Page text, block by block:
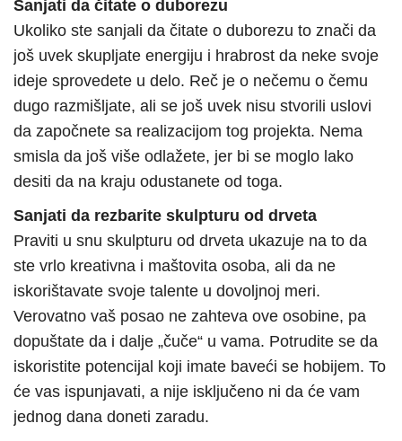
Sanjati da čitate o duborezu
Ukoliko ste sanjali da čitate o duborezu to znači da
još uvek skupljate energiju i hrabrost da neke svoje
ideje sprovedete u delo. Reč je o nečemu o čemu
dugo razmišljate, ali se još uvek nisu stvorili uslovi
da započnete sa realizacijom tog projekta. Nema
smisla da još više odlažete, jer bi se moglo lako
desiti da na kraju odustanete od toga.
Sanjati da rezbarite skulpturu od drveta
Praviti u snu skulpturu od drveta ukazuje na to da
ste vrlo kreativna i maštovita osoba, ali da ne
iskorištavate svoje talente u dovoljnoj meri.
Verovatno vaš posao ne zahteva ove osobine, pa
dopuštate da i dalje „čuče“ u vama. Potrudite se da
iskoristite potencijal koji imate baveći se hobijem. To
će vas ispunjavati, a nije isključeno ni da će vam
jednog dana doneti zaradu.